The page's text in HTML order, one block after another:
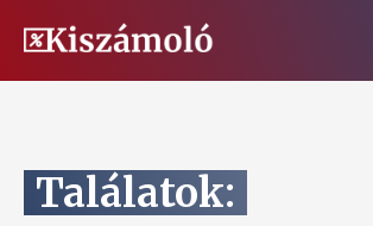
Találatok: